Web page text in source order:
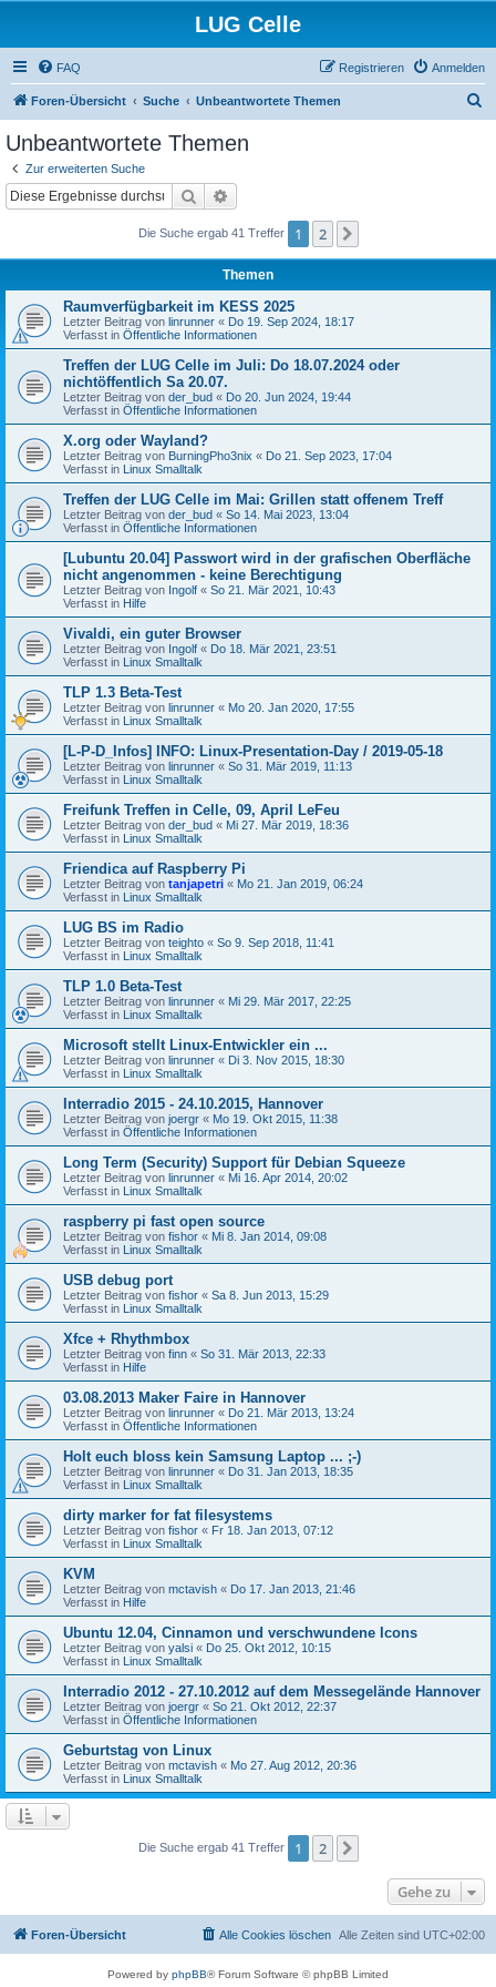
LUG Celle
FAQ Anmelden
Registrieren
Foren-Übersicht Suche Unbeantwortete Themen
Unbeantwortete Themen
Zur erweiterten Suche
Suche
Die Suche ergab 41 Treffer 1 2
Themen
Raumverfügbarkeit im KESS 2025
Letzter Beitrag von linrunner « Do 19. Sep 2024, 18:17
Verfasst in Öffentliche Informationen
Treffen der LUG Celle im Juli: Do 18.07.2024 oder
nichtöffentlich Sa 20.07.
Letzter Beitrag von der_bud « Do 20. Jun 2024, 19:44
Verfasst in Öffentliche Informationen
X.org oder Wayland?
Letzter Beitrag von BurningPho3nix « Do 21. Sep 2023, 17:04
Verfasst in Linux Smalltalk
Treffen der LUG Celle im Mai: Grillen statt offenem Treff
Letzter Beitrag von der_bud « So 14. Mai 2023, 13:04
Verfasst in Öffentliche Informationen
[Lubuntu 20.04] Passwort wird in der grafischen Oberfläche
nicht angenommen - keine Berechtigung
Letzter Beitrag von Ingolf « So 21. Mär 2021, 10:43
Verfasst in Hilfe
Vivaldi, ein guter Browser
Letzter Beitrag von Ingolf « Do 18. Mär 2021, 23:51
Verfasst in Linux Smalltalk
TLP 1.3 Beta-Test
Letzter Beitrag von linrunner « Mo 20. Jan 2020, 17:55
Verfasst in Linux Smalltalk
[L-P-D_Infos] INFO: Linux-Presentation-Day / 2019-05-18
Letzter Beitrag von linrunner « So 31. Mär 2019, 11:13
Verfasst in Linux Smalltalk
Freifunk Treffen in Celle, 09, April LeFeu
Letzter Beitrag von der_bud « Mi 27. Mär 2019, 18:36
Verfasst in Linux Smalltalk
Friendica auf Raspberry Pi
Letzter Beitrag von tanjapetri « Mo 21. Jan 2019, 06:24
Verfasst in Linux Smalltalk
LUG BS im Radio
Letzter Beitrag von teighto « So 9. Sep 2018, 11:41
Verfasst in Linux Smalltalk
TLP 1.0 Beta-Test
Letzter Beitrag von linrunner « Mi 29. Mär 2017, 22:25
Verfasst in Linux Smalltalk
Microsoft stellt Linux-Entwickler ein ...
Letzter Beitrag von linrunner « Di 3. Nov 2015, 18:30
Verfasst in Linux Smalltalk
Interradio 2015 - 24.10.2015, Hannover
Letzter Beitrag von joergr « Mo 19. Okt 2015, 11:38
Verfasst in Öffentliche Informationen
Long Term (Security) Support für Debian Squeeze
Letzter Beitrag von linrunner « Mi 16. Apr 2014, 20:02
Verfasst in Linux Smalltalk
raspberry pi fast open source
Letzter Beitrag von fishor « Mi 8. Jan 2014, 09:08
Verfasst in Linux Smalltalk
USB debug port
Letzter Beitrag von fishor « Sa 8. Jun 2013, 15:29
Verfasst in Linux Smalltalk
Xfce + Rhythmbox
Letzter Beitrag von finn « So 31. Mär 2013, 22:33
Verfasst in Hilfe
03.08.2013 Maker Faire in Hannover
Letzter Beitrag von linrunner « Do 21. Mär 2013, 13:24
Verfasst in Öffentliche Informationen
Holt euch bloss kein Samsung Laptop ... ;-)
Letzter Beitrag von linrunner « Do 31. Jan 2013, 18:35
Verfasst in Linux Smalltalk
dirty marker for fat filesystems
Letzter Beitrag von fishor « Fr 18. Jan 2013, 07:12
Verfasst in Linux Smalltalk
KVM
Letzter Beitrag von mctavish « Do 17. Jan 2013, 21:46
Verfasst in Hilfe
Ubuntu 12.04, Cinnamon und verschwundene Icons
Letzter Beitrag von yalsi « Do 25. Okt 2012, 10:15
Verfasst in Linux Smalltalk
Interradio 2012 - 27.10.2012 auf dem Messegelände Hannover
Letzter Beitrag von joergr « So 21. Okt 2012, 22:37
Verfasst in Öffentliche Informationen
Geburtstag von Linux
Letzter Beitrag von mctavish « Mo 27. Aug 2012, 20:36
Verfasst in Linux Smalltalk
Die Suche ergab 41 Treffer 1 2
Gehe zu
Foren-Übersicht Alle Zeiten sind UTC+02:00
Alle Cookies löschen
Powered by phpBB® Forum Software © phpBB Limited